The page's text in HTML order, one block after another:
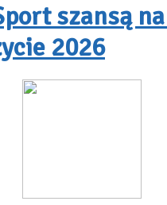
szansą
2026